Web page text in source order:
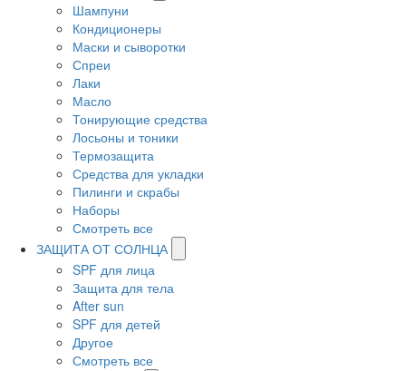
Шампуни
Кондиционеры
Маски и сыворотки
Спреи
Лаки
Масло
Тонирующие средства
Лосьоны и тоники
Термозащита
Средства для укладки
Пилинги и скрабы
Наборы
Смотреть все
ЗАЩИТА ОТ СОЛНЦА
SPF для лица
Защита для тела
After sun
SPF для детей
Другое
Смотреть все